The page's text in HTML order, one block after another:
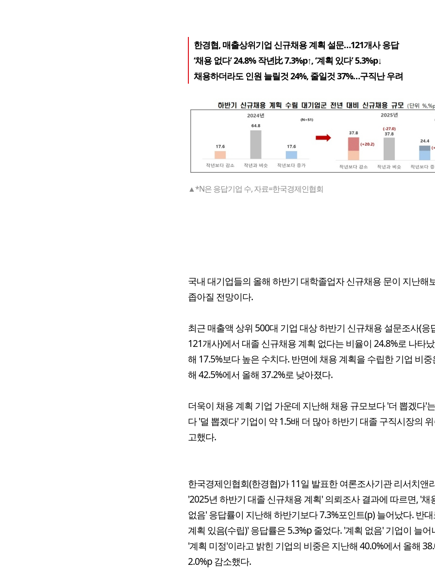
한경협, 매출상위기업 신규채용 계획 설문…121개사 응답
‘채용 없다’ 24.8% 작년比 7.3%p↑, ‘계획 있다’ 5.3%p↓
채용하더라도 인원 늘릴것 24%, 줄일것 37%…구직난 우려
▲*N은 응답기업 수, 자료=한국경제인협회
국내 대기업들의 올해 하반기 대학졸업자 신규채용 문이 지난해
좁아질 전망이다.
최근 매출액 상위 500대 기업 대상 하반기 신규채용 설문조사(응
121개사)에서 대졸 신규채용 계획 없다는 비율이 24.8%로 나타
해 17.5%보다 높은 수치다. 반면에 채용 계획을 수립한 기업 비
해 42.5%에서 올해 37.2%로 낮아졌다.
더욱이 채용 계획 기업 가운데 지난해 채용 규모보다 '더 뽑겠다'
다 '덜 뽑겠다' 기업이 약 1.5배 더 많아 하반기 대졸 구직시장의
고했다.
한국경제인협회(한경협)가 11일 발표한 여론조사기관 리서치앤
'2025년 하반기 대졸 신규채용 계획' 의뢰조사 결과에 따르면, '채
없음' 응답률이 지난해 하반기보다 7.3%포인트(p) 늘어났다. 반
계획 있음(수립)' 응답률은 5.3%p 줄었다. '계획 없음' 기업이 늘어
'계획 미정'이라고 밝힌 기업의 비중은 지난해 40.0%에서 올해
2.0%p 감소했다.